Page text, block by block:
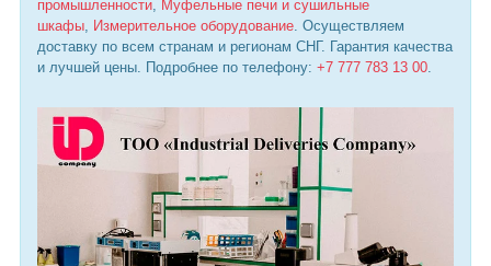
промышленности, Муфельные печи и сушильные
шкафы, Измерительное оборудование. Осуществляем
доставку по всем странам и регионам СНГ. Гарантия качества
и лучшей цены. Подробнее по телефону: +7 777 783 13 00.